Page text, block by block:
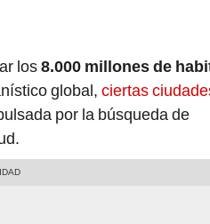
los8.000 millones de
global, ciertas
por la búsqueda de